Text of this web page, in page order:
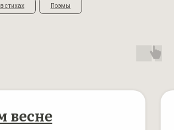
стихах Поэмы
весне